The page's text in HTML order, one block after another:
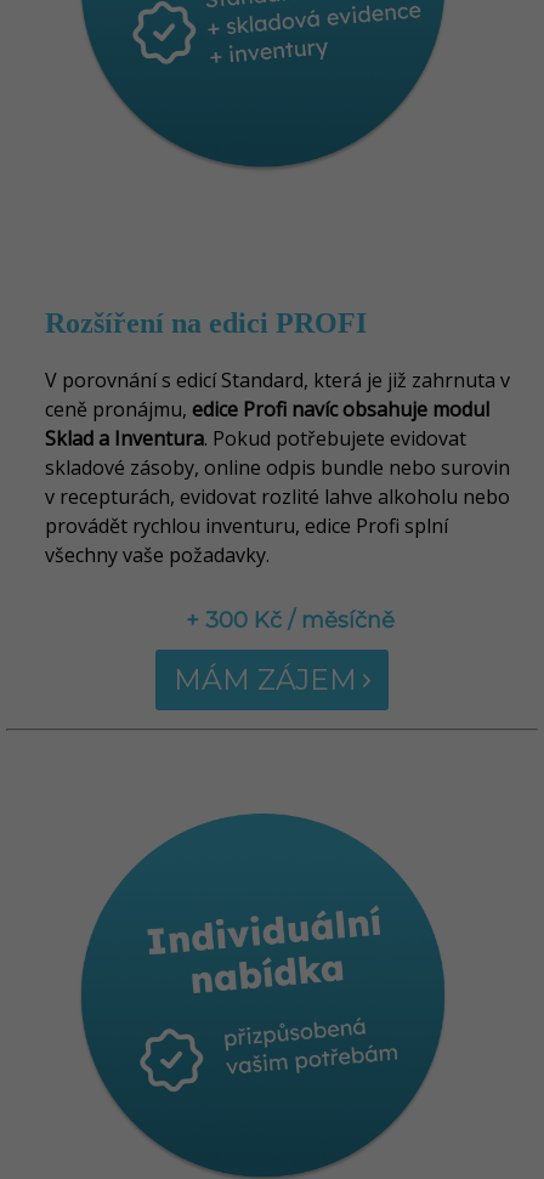
Rozšíření na edici PROFI
V porovnání s edicí Standard, která je již zahrnuta v
ceně pronájmu, edice Profi navíc obsahuje modul
Sklad a Inventura. Pokud potřebujete evidovat
skladové zásoby, online odpis bundle nebo surovin
v recepturách, evidovat rozlité lahve alkoholu nebo
provádět rychlou inventuru, edice Profi splní
všechny vaše požadavky.
+ 300 Kč / měsíčně
MÁM ZÁJEM